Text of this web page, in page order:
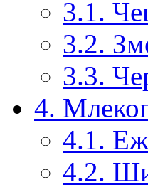
3.1.
3.2.
3.3.
4.
4.1.
4.2.